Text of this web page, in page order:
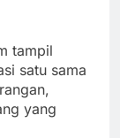
tampil
satu sama
yang